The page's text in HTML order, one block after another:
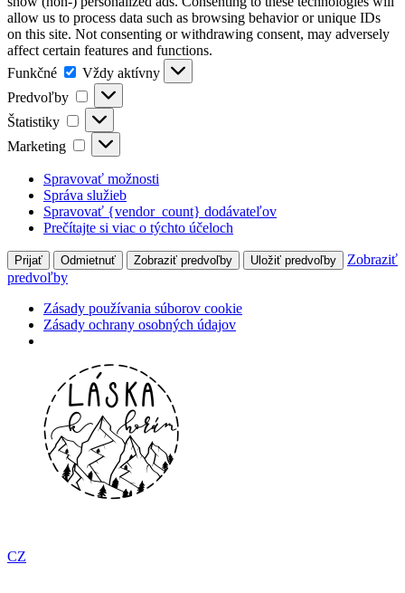
allow us to process data such as browsing behavior or unique IDs
on this site. Not consenting or withdrawing consent, may adversely
affect certain features and functions.
Funkčné
Funkčné
Vždy aktívny
Predvoľby
Predvoľby
Štatistiky Štatistiky
Marketing Marketing
Spravovať možnosti
Správa služieb
Spravovať {vendor_count} dodávateľov
Prečítajte si viac o týchto účeloch
Prijať Odmietnuť Zobraziť predvoľby Uložiť predvoľby
Zobraziť
predvoľby
Zásady používania súborov cookie
Zásady ochrany osobných údajov
CZ